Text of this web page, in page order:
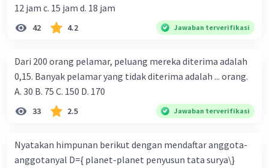
12 jam c. 15 jam d. 18 jam
42 4.2 Jawaban terverifikasi
Dari 200 orang pelamar, peluang mereka diterima adalah
0,15. Banyak pelamar yang tidak diterima adalah ... orang.
A. 30 B. 75 C. 150 D. 170
33 2.5 Jawaban terverifikasi
Nyatakan himpunan berikut dengan mendaftar anggota-
anggotanyal D={ planet-planet penyusun tata surya\}